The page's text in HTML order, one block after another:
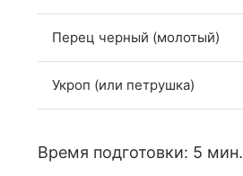
Перец черный (молотый)
Укроп (или петрушка)
Время подготовки: 5 мин.